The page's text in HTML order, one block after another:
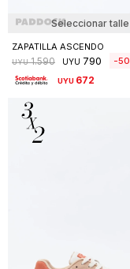
Seleccionar talle
ZAPATILLA ASCENDO
UYU 1.590 UYU 790 50
UYU 672